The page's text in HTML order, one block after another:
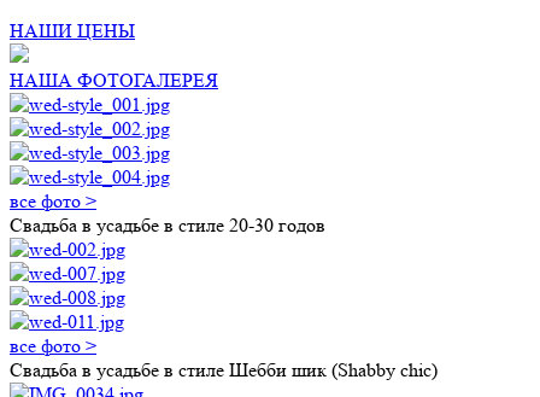
НАШИ ЦЕНЫ
НАША ФОТОГАЛЕРЕЯ
все фото >
Свадьба в усадьбе в стиле 20-30 годов
все фото >
Свадьба в усадьбе в стиле Шебби шик (Shabby chic)